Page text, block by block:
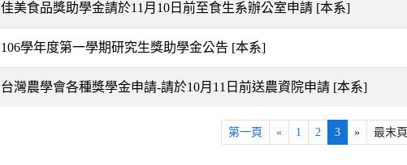
佳美食品獎助學金請於11月10日前至食生系辦公室申請 [本系]
106學年度第一學期研究生獎助學金公告 [本系]
台灣農學會各種獎學金申請-請於10月11日前送農資院申請 [本系]
第一頁 « 1 2 3 » 最末頁